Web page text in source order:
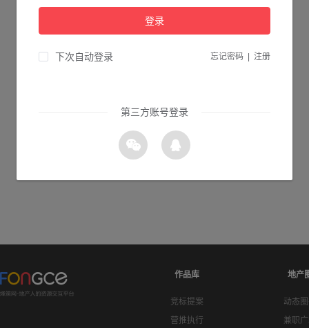
作品库
竞标提案
营推执行
地产
动态
兼职
登录
下次自动登录 忘记密码 注册
第三方账号登录